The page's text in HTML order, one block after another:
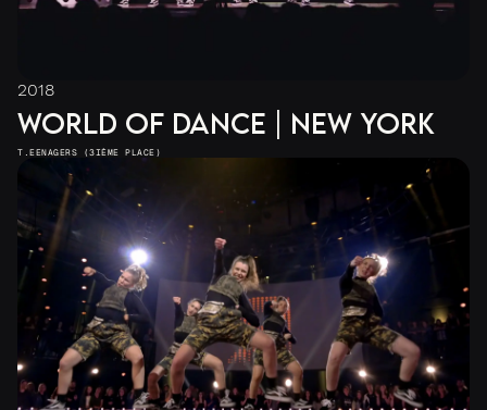
2018
WORLD OF DANCE | NEW YORK
T.EENAGERS (3IÈME PLACE)